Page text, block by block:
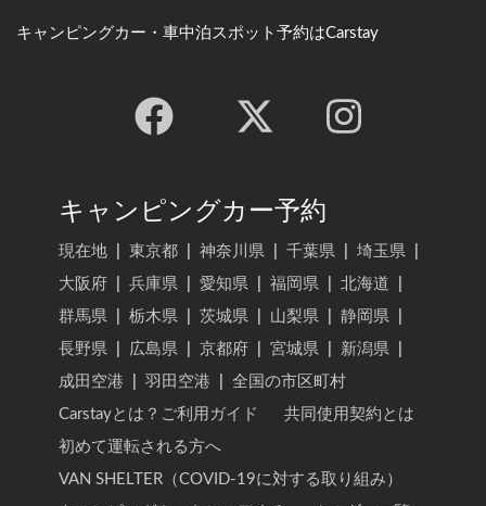
キャンピングカー・車中泊スポット予約はCarstay
キャンピングカー予約
現在地 東京都 神奈川県 千葉県 埼玉県
大阪府
兵庫県 愛知県 福岡県 北海道
群馬県
栃木県 茨城県 山梨県 静岡県
長野県
広島県 京都府 宮城県 新潟県
成田空港
羽田空港
全国の市区町村
Carstayとは？ご利用ガイド
共同使用契約とは
初めて運転される方へ
VAN SHELTER（COVID-19に対する取り組み）